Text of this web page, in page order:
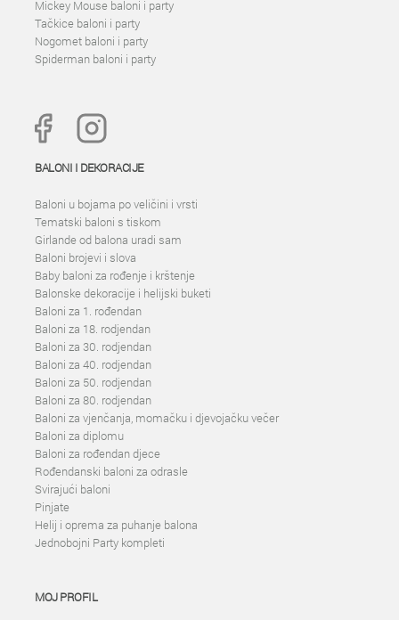
Mickey Mouse baloni i party
Tačkice baloni i party
Nogomet baloni i party
Spiderman baloni i party
BALONI I DEKORACIJE
Baloni u bojama po veličini i vrsti
Tematski baloni s tiskom
Girlande od balona uradi sam
Baloni brojevi i slova
Baby baloni za rođenje i krštenje
Balonske dekoracije i helijski buketi
Baloni za 1. rođendan
Baloni za 18. rodjendan
Baloni za 30. rodjendan
Baloni za 40. rodjendan
Baloni za 50. rodjendan
Baloni za 80. rodjendan
Baloni za vjenčanja, momačku i djevojačku večer
Baloni za diplomu
Baloni za rođendan djece
Rođendanski baloni za odrasle
Svirajući baloni
Pinjate
Helij i oprema za puhanje balona
Jednobojni Party kompleti
MOJ PROFIL